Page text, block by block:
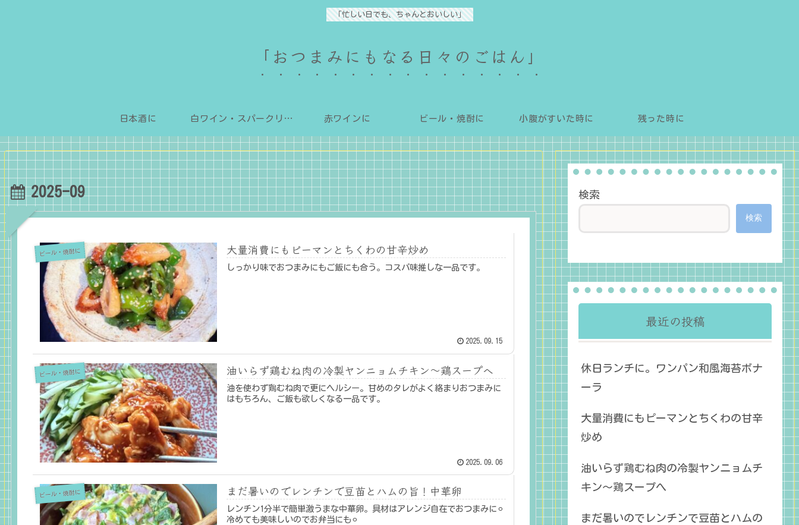
「忙しい日でも、ちゃんとおいしい」
「おつまみにもなる日々のごはん」
日本酒に 白ワイン・スパークリングに 赤ワインに ビール・焼酎に 小腹がすいた時に 残った時に
2025-09
ビール・焼酎に 大量消費にもピーマンとちくわの甘辛炒め
しっかり味でおつまみにもご飯にも合う。コスパ味推しな一品です。
2025.09.15
ビール・焼酎に 油いらず鶏むね肉の冷製ヤンニョムチキン〜鶏スープへ
油を使わず鶏むね肉で更にヘルシー。甘めのタレがよく絡まりおつまみに
はもちろん、ご飯も欲しくなる一品です。
2025.09.06
ビール・焼酎に まだ暑いのでレンチンで豆苗とハムの旨！中華卵
レンチン1分半で簡単激うまな中華卵。具材はアレンジ自在でおつまみに⚪︎
冷めても美味しいのでお弁当にも⚪︎
検索
検索
最近の投稿
休日ランチに。ワンパン和風海苔ボナ
ーラ
大量消費にもピーマンとちくわの甘辛
炒め
油いらず鶏むね肉の冷製ヤンニョムチ
キン〜鶏スープへ
まだ暑いのでレンチンで豆苗とハムの